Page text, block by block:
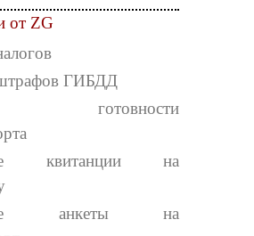
от ZG
ГИБДД
готовности
квитанции на
анкеты на